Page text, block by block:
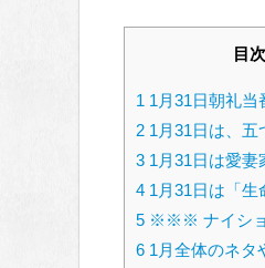
目次
1 1月31日朝礼当
2 1月31日は、五
3 1月31日は愛妻
4 1月31日は「生
5 ※※※ ナイシ
6 1月全体のネタ